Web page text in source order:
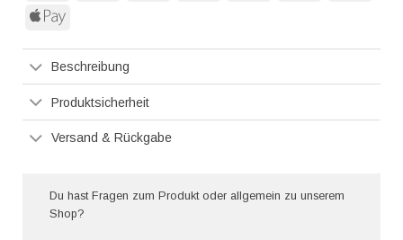
Apple
Beschreibung
Produktsicherheit
Versand & Rückgabe
Du hast Fragen zum Produkt oder allgemein zu unserem
Shop?